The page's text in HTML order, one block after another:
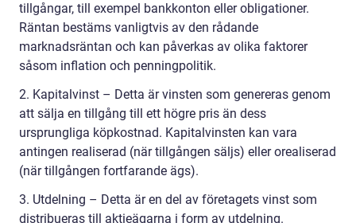
tillgångar, till exempel bankkonton eller obligationer.
Räntan bestäms vanligtvis av den rådande
marknadsräntan och kan påverkas av olika faktorer
såsom inflation och penningpolitik.
2. Kapitalvinst – Detta är vinsten som genereras genom
att sälja en tillgång till ett högre pris än dess
ursprungliga köpkostnad. Kapitalvinsten kan vara
antingen realiserad (när tillgången säljs) eller orealiserad
(när tillgången fortfarande ägs).
3. Utdelning – Detta är en del av företagets vinst som
distribueras till aktieägarna i form av utdelning.